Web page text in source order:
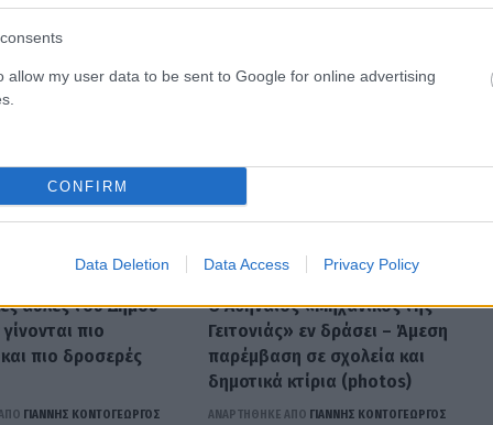
allow my user data to be sent to Google for online advertising
CONFIRM
Data Deletion Data Access Privacy Policy
αυλές του Δήμου
πιο
πιο δροσερές
ΓΙΆΝΝΗΣ ΚΟΝΤΟΓΕΏΡΓΟΣ
ΑΥΤΟΔΙΟΊΚΗΣΗ
Ο Αθηναίος «Μηχανικός της
Γειτονιάς» εν δράσει – Άμεση
παρέμβαση σε σχολεία και
δημοτικά κτίρια (photos)
ΑΝΑΡΤΗΘΗΚΕ ΑΠΟ ΓΙΆΝΝΗΣ ΚΟΝΤΟΓΕΏΡΓΟΣ